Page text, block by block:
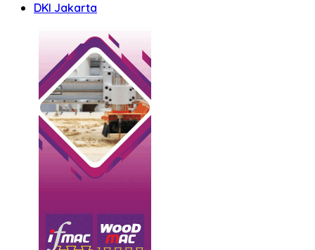
DKI Jakarta